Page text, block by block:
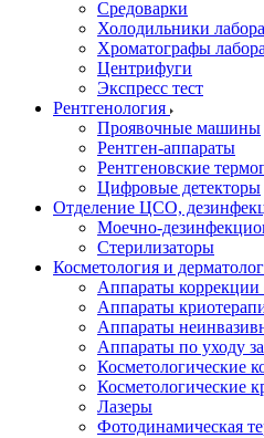
Средоварки
Холодильники
Хроматографы
Центрифуги
Экспресс тест
Рентгенология
Проявочные машины
Рентген-аппараты
Рентгеновские
Цифровые детекторы
Отделение ЦСО,
Моечно-
Стерилизаторы
Косметология и
Аппараты
Аппараты
Аппараты
Аппараты по уходу
Косметологические
Косметологические
Лазеры
Фотодинамическая